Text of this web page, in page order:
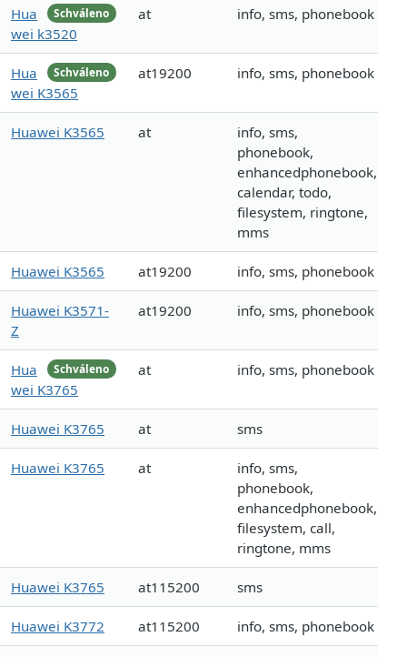
Schváleno
Hua
wei k3520
at info, sms, phonebook
Schváleno
Hua
wei K3565
at19200 info, sms, phonebook
Huawei K3565 at
info, sms,
phonebook,
enhancedphonebook,
calendar, todo,
filesystem, ringtone,
mms
Huawei K3565 at19200 info, sms, phonebook
Huawei K3571-
Z
at19200 info, sms, phonebook
Schváleno
Hua
wei K3765
at info, sms, phonebook
Huawei K3765 at sms
Huawei K3765 at
info, sms,
phonebook,
enhancedphonebook,
filesystem, call,
ringtone, mms
Huawei K3765 at115200 sms
Huawei K3772 at115200 info, sms, phonebook